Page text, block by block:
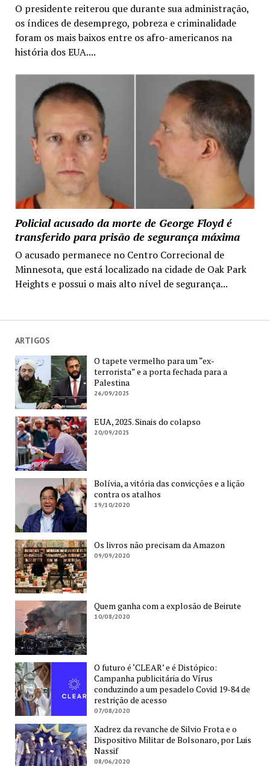
O presidente reiterou que durante sua administração,
os índices de desemprego, pobreza e criminalidade
foram os mais baixos entre os afro-americanos na
história dos EUA....
Policial acusado da morte de George Floyd é
transferido para prisão de segurança máxima
O acusado permanece no Centro Correcional de
Minnesota, que está localizado na cidade de Oak Park
Heights e possui o mais alto nível de segurança...
ARTIGOS
O tapete vermelho para um “ex-
terrorista” e a porta fechada para a
Palestina
26/09/2025
EUA, 2025. Sinais do colapso
20/09/2025
Bolívia, a vitória das convicções e a lição
contra os atalhos
19/10/2020
Os livros não precisam da Amazon
09/09/2020
Quem ganha com a explosão de Beirute
10/08/2020
O futuro é ‘CLEAR’ e é Distópico:
Campanha publicitária do Vírus
conduzindo a um pesadelo Covid 19-84 de
restrição de acesso
07/08/2020
Xadrez da revanche de Silvio Frota e o
Dispositivo Militar de Bolsonaro, por Luis
Nassif
08/06/2020